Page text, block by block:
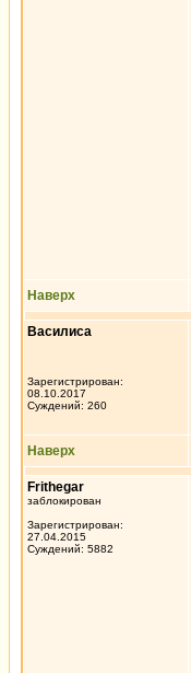
Наверх
Василиса
Зарегистрирован:
08.10.2017
Суждений: 260
Наверх
Frithegar
заблокирован
Зарегистрирован:
27.04.2015
Суждений: 5882